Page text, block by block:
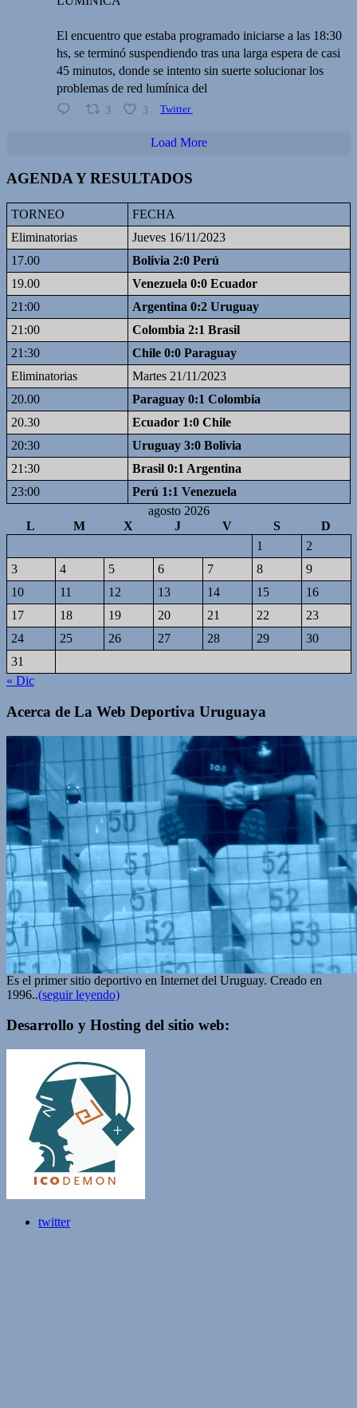
El encuentro que estaba programado iniciarse a las 18:30
hs, se terminó suspendiendo tras una larga espera de casi
45 minutos, donde se intento sin suerte solucionar los
problemas de red lumínica del
3 3 Twitter
Load More
AGENDA Y RESULTADOS
TORNEO
FECHA
Eliminatorias
Jueves 16/11/2023
17.00
Bolivia 2:0 Perú
19.00
Venezuela 0:0 Ecuador
21:00
Argentina 0:2 Uruguay
21:00
Colombia 2:1 Brasil
21:30
Chile 0:0 Paraguay
Eliminatorias
Martes 21/11/2023
20.00
Paraguay 0:1 Colombia
20.30
Ecuador 1:0 Chile
20:30
Uruguay 3:0 Bolivia
21:30
Brasil 0:1 Argentina
23:00
Perú 1:1 Venezuela
agosto 2026
L
M X J V S
D
1
2
3
4 5 6 7 8
9
10
11 12 13 14 15
16
17
18 19 20 21 22
23
24
25 26 27 28 29
30
31
« Dic
Acerca de La Web Deportiva Uruguaya
Es el primer sitio deportivo en Internet del Uruguay. Creado en
1996..(seguir leyendo)
Desarrollo y Hosting del sitio web:
twitter